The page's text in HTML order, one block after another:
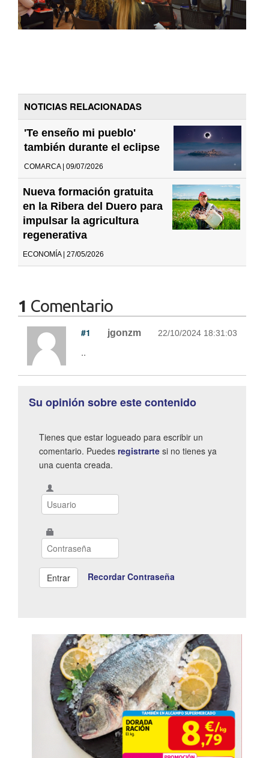
NOTICIAS RELACIONADAS
'Te enseño mi pueblo'
también durante el eclipse
COMARCA | 09/07/2026
Nueva formación gratuita
en la Ribera del Duero para
impulsar la agricultura
regenerativa
ECONOMÍA | 27/05/2026
1 Comentario
#1 jgonzm 22/10/2024 18:31:03
..
Su opinión sobre este contenido
Tienes que estar logueado para escribir un
comentario. Puedes registrarte si no tienes ya
una cuenta creada.
Recordar Contraseña